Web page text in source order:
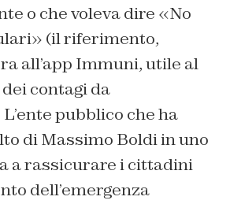
o che voleva dire «No
(il riferimento,
all’app Immuni, utile al
contagi da
pubblico che ha
di Massimo Boldi in uno
a rassicurare i cittadini
dell’emergenza